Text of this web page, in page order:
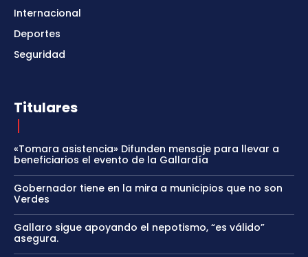
Internacional
Deportes
Seguridad
Titulares
«Tomara asistencia» Difunden mensaje para llevar a
beneficiarios el evento de la Gallardía
Gobernador tiene en la mira a municipios que no son
Verdes
Gallaro sigue apoyando el nepotismo, “es válido”
asegura.